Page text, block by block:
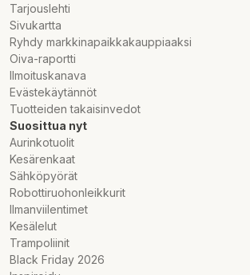
Tarjouslehti
Sivukartta
Ryhdy markkinapaikkakauppiaaksi
Oiva-raportti
Ilmoituskanava
Evästekäytännöt
Tuotteiden takaisinvedot
Suosittua nyt
Aurinkotuolit
Kesärenkaat
Sähköpyörät
Robottiruohonleikkurit
Ilmanviilentimet
Kesälelut
Trampoliinit
Black Friday 2026